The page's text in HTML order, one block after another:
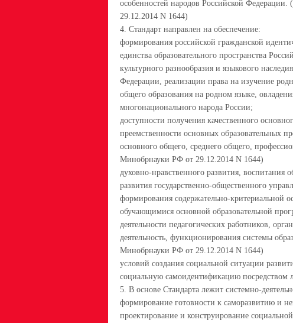
особенностей народов Российской
29.12.2014 N 1644)
4. Стандарт направлен на обеспечение:
формирования российской гражданской
единства образовательного пространства
культурного разнообразия и языкового
Федерации, реализации права на изучение
общего образования на родном языке,
многонационального народа России;
доступности получения качественного
преемственности основных образовательных
основного общего, среднего общего,
Минобрнауки РФ от 29.12.2014 N 1644)
духовно-нравственного развития, воспитания
развития государственно-общественного
формирования содержательно-критериальной
обучающимися основной образовательной
деятельности педагогических работников,
деятельность, функционирования системы
Минобрнауки РФ от 29.12.2014 N 1644)
условий создания социальной ситуации
социальную самоидентификацию посредством
5. В основе Стандарта лежит системно-
формирование готовности к саморазвитию и
проектирование и конструирование